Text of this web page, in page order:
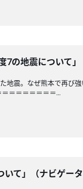
7の地震について
地震。なぜ熊本で再び
＝＝＝＝＝＝＝...
いて」（ナビゲ